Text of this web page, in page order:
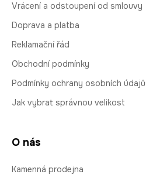
Vrácení a odstoupení od smlouvy
Doprava a platba
Reklamační řád
Obchodní podmínky
Podmínky ochrany osobních údajů
Jak vybrat správnou velikost
O nás
Kamenná prodejna